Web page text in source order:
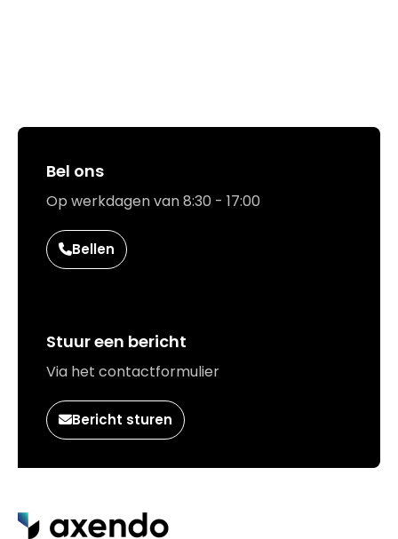
Bel ons
Op werkdagen van 8:30 - 17:00
Bellen
Stuur een bericht
Via het contactformulier
Bericht sturen